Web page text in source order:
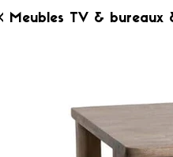
Meubles TV & bureaux